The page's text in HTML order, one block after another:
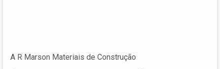
A R Marson Materiais de Construção